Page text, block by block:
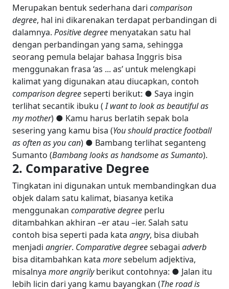
Merupakan bentuk sederhana dari comparison
degree, hal ini dikarenakan terdapat perbandingan di
dalamnya. Positive degree menyatakan satu hal
dengan perbandingan yang sama, sehingga
seorang pemula belajar bahasa Inggris bisa
menggunakan frasa ‘as ... as’ untuk melengkapi
kalimat yang digunakan atau diucapkan, contoh
comparison degreeseperti berikut: ● Saya ingin
terlihat secantik ibuku (I want to look as beautiful as
my mother) ● Kamu harus berlatih sepak bola
sesering yang kamu bisa (You should practice football
as often as you can) ● Bambang terlihat seganteng
Sumanto (Bambang looks as handsome as Sumanto).
2. Comparative Degree
Tingkatan ini digunakan untuk membandingkan dua
objek dalam satu kalimat, biasanya ketika
menggunakan comparative degree perlu
ditambahkan akhiran –er atau –ier. Salah satu
contoh bisa seperti pada kata angry, bisa diubah
menjadi angrier. Comparative degreesebagai adverb
bisa ditambahkan kata moresebelum adjektiva,
misalnya more angrilyberikut contohnya: ● Jalan itu
lebih licin dari yang kamu bayangkan (The road is